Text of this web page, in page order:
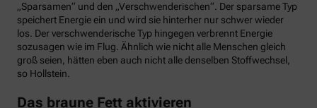
„Sparsamen“ und den „Verschwenderischen“. Der sparsame Typ
speichert Energie ein und wird sie hinterher nur schwer wieder
los. Der verschwenderische Typ hingegen verbrennt Energie
sozusagen wie im Flug. Ähnlich wie nicht alle Menschen gleich
groß seien, hätten eben auch nicht alle denselben Stoffwechsel,
so Hollstein.
Das braune Fett aktivieren